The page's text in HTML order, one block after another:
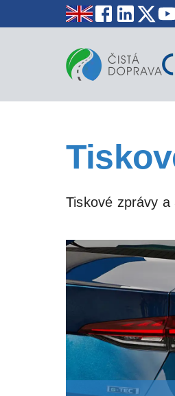
Tiskové zprávy